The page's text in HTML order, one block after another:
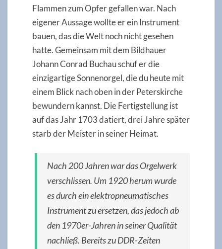
Flammen zum Opfer gefallen war. Nach
eigener Aussage wollte er ein Instrument
bauen, das die Welt noch nicht gesehen
hatte. Gemeinsam mit dem Bildhauer
Johann Conrad Buchau schuf er die
einzigartige Sonnenorgel, die du heute mit
einem Blick nach oben in der Peterskirche
bewundern kannst. Die Fertigstellung ist
auf das Jahr 1703 datiert, drei Jahre später
starb der Meister in seiner Heimat.
Nach 200 Jahren war das Orgelwerk
verschlissen. Um 1920 herum wurde
es durch ein elektropneumatisches
Instrument zu ersetzen, das jedoch ab
den 1970er-Jahren in seiner Qualität
nachließ. Bereits zu DDR-Zeiten